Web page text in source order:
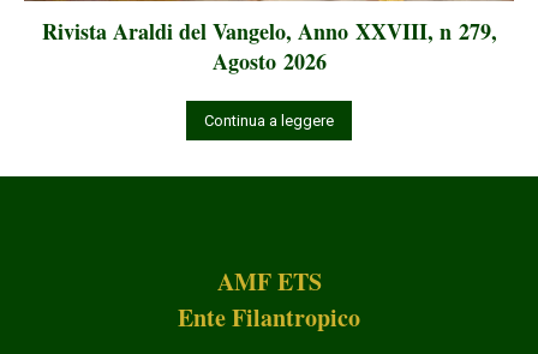
Rivista Araldi del Vangelo, Anno XXVIII, n 279,
Agosto 2026
Continua a leggere
AMF ETS
Ente Filantropico